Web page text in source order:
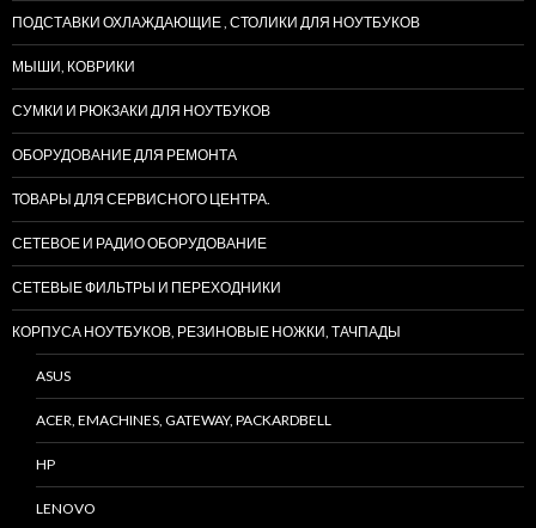
ПОДСТАВКИ ОХЛАЖДАЮЩИЕ , СТОЛИКИ ДЛЯ НОУТБУКОВ
МЫШИ, КОВРИКИ
СУМКИ И РЮКЗАКИ ДЛЯ НОУТБУКОВ
ОБОРУДОВАНИЕ ДЛЯ РЕМОНТА
ТОВАРЫ ДЛЯ СЕРВИСНОГО ЦЕНТРА.
СЕТЕВОЕ И РАДИО ОБОРУДОВАНИЕ
СЕТЕВЫЕ ФИЛЬТРЫ И ПЕРЕХОДНИКИ
КОРПУСА НОУТБУКОВ, РЕЗИНОВЫЕ НОЖКИ, ТАЧПАДЫ
ASUS
ACER, EMACHINES, GATEWAY, PACKARDBELL
HP
LENOVO